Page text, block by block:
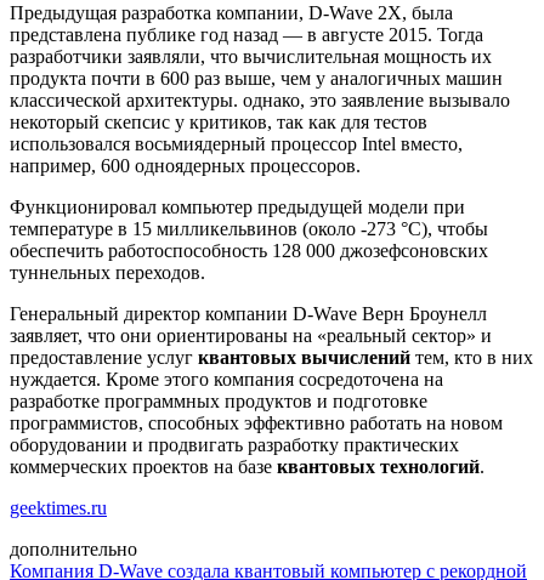
Предыдущая разработка компании, D-Wave 2X, была
представлена публике год назад — в августе 2015. Тогда
разработчики заявляли, что вычислительная мощность их
продукта почти в 600 раз выше, чем у аналогичных машин
классической архитектуры. однако, это заявление вызывало
некоторый скепсис у критиков, так как для тестов
использовался восьмиядерный процессор Intel вместо,
например, 600 одноядерных процессоров.
Функционировал компьютер предыдущей модели при
температуре в 15 милликельвинов (около -273 °C), чтобы
обеспечить работоспособность 128 000 джозефсоновских
туннельных переходов.
Генеральный директор компании D-Wave Верн Броунелл
заявляет, что они ориентированы на «реальный сектор» и
предоставление услуг квантовых вычислений тем, кто в них
нуждается. Кроме этого компания сосредоточена на
разработке программных продуктов и подготовке
программистов, способных эффективно работать на новом
оборудовании и продвигать разработку практических
коммерческих проектов на базе квантовых технологий.
geektimes.ru
дополнительно
Компания D-Wave создала квантовый компьютер с рекордной